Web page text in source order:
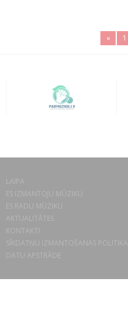
« 1
LAIPA
ES IZMANTOJU MŪZIKU
ES RADU MŪZIKU
AKTUALITĀTES
KONTAKTI
SĪKDATŅU IZMANTOŠANAS POLITIKA
DATU APSTRĀDE